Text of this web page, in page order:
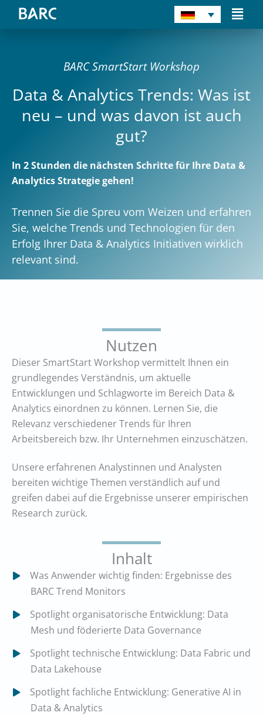
Zum
Inhalt
Main
BARC SmartStart Workshop
Data & Analytics Trends: Was ist
neu – und was davon ist auch
gut?
In 2 Stunden die nächsten Schritte für Ihre Data &
Analytics Strategie gehen!
Trennen Sie die Spreu vom Weizen und erfahren
Sie, welche Trends und Technologien für den
Erfolg Ihrer Data & Analytics Initiativen wirklich
relevant sind.
Nutzen
Dieser SmartStart Workshop vermittelt Ihnen ein
grundlegendes Verständnis, um aktuelle
Entwicklungen und Schlagworte im Bereich Data &
Analytics einordnen zu können. Lernen Sie, die
Relevanz verschiedener Trends für Ihren
Arbeitsbereich bzw. Ihr Unternehmen einzuschätzen.
Unsere erfahrenen Analystinnen und Analysten
bereiten wichtige Themen verständlich auf und
greifen dabei auf die Ergebnisse unserer empirischen
Research zurück.
Inhalt
Was Anwender wichtig finden: Ergebnisse des
BARC Trend Monitors
Spotlight organisatorische Entwicklung: Data
Mesh und föderierte Data Governance
Spotlight technische Entwicklung: Data Fabric und
Data Lakehouse
Spotlight fachliche Entwicklung: Generative AI in
Data & Analytics